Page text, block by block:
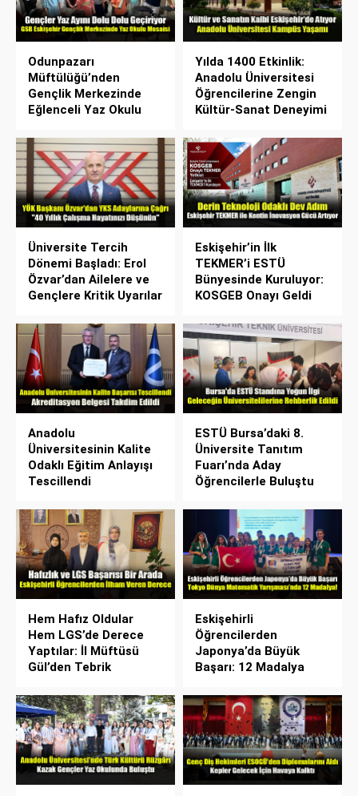
Odunpazarı
Müftülüğü’nden
Gençlik Merkezinde
Eğlenceli Yaz Okulu
Yılda 1400 Etkinlik:
Anadolu Üniversitesi
Öğrencilerine Zengin
Kültür-Sanat Deneyimi
Üniversite Tercih
Dönemi Başladı: Erol
Özvar’dan Ailelere ve
Gençlere Kritik Uyarılar
Eskişehir’in İlk
TEKMER’i ESTÜ
Bünyesinde Kuruluyor:
KOSGEB Onayı Geldi
Anadolu
Üniversitesinin Kalite
Odaklı Eğitim Anlayışı
Tescillendi
ESTÜ Bursa’daki 8.
Üniversite Tanıtım
Fuarı’nda Aday
Öğrencilerle Buluştu
Hem Hafız Oldular
Hem LGS’de Derece
Yaptılar: İl Müftüsü
Gül’den Tebrik
Eskişehirli
Öğrencilerden
Japonya’da Büyük
Başarı: 12 Madalya